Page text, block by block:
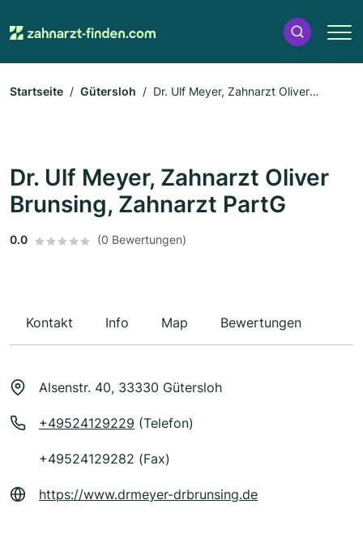
Startseite Gütersloh
Dr. Ulf Meyer, Zahnarzt Oliver
Dr. Ulf Meyer, Zahnarzt Oliver
Brunsing, Zahnarzt PartG
0.0 (0 Bewertungen)
Kontakt Info Map Bewertungen
Alsenstr. 40, 33330 Gütersloh
+49524129229 (Telefon)
+49524129282 (Fax)
https://www.drmeyer-drbrunsing.de